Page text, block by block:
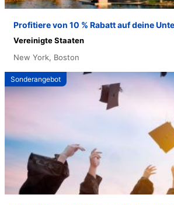
Profitiere von 10 % Rabatt auf deine
Vereinigte Staaten
New York, Boston
Sonderangebot